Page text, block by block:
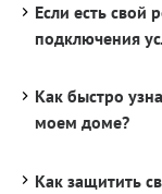
Если есть свой
подключения
Как быстро
моем доме?
Как защитить